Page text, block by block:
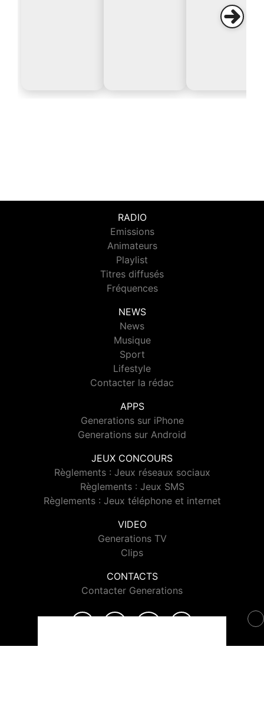
RADIO
Emissions
Animateurs
Playlist
Titres diffusés
Fréquences
NEWS
News
Musique
Sport
Lifestyle
Contacter la rédac
APPS
Generations sur iPhone
Generations sur Android
JEUX CONCOURS
Règlements : Jeux réseaux sociaux
Règlements : Jeux SMS
Règlements : Jeux téléphone et internet
VIDEO
Generations TV
Clips
CONTACTS
Contacter Generations